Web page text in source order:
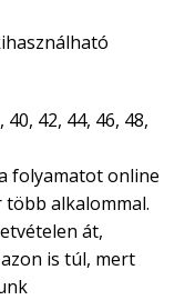
40, 42, 44, 46, 48,
folyamatot online
alkalommal.
át,
is túl, mert